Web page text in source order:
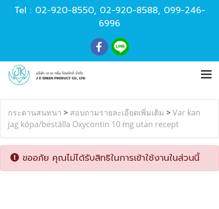
Tel : 02-920-8550, 02-920-8588, 099-246-
6996
กระดานสนทนา > สอบถามรายละเอียดเพิ่มเติม >Var kan
jag köpa/beställa Oxycontin 10 mg utan recept
ขออภัย คุณไม่ได้รับสิทธิในการเข้าใช้งานในส่วนนี้